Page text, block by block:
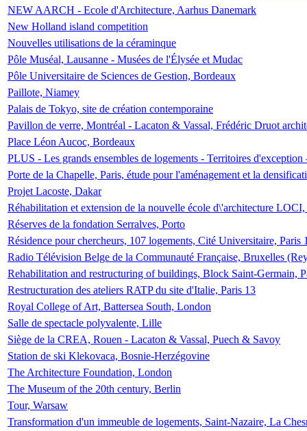
NEW AARCH - Ecole d'Architecture, Aarhus Danemark
New Holland island competition
Nouvelles utilisations de la céraminque
Pôle Muséal, Lausanne - Musées de l'Élysée et Mudac
Pôle Universitaire de Sciences de Gestion, Bordeaux
Paillote, Niamey
Palais de Tokyo, site de création contemporaine
Pavillon de verre, Montréal - Lacaton & Vassal, Frédéric Druot
Place Léon Aucoc, Bordeaux
PLUS - Les grands ensembles de logements - Territoires
Porte de la Chapelle, Paris, étude pour l'aménagement et la
Projet Lacoste, Dakar
Réhabilitation et extension de la nouvelle école d\'architecture
Réserves de la fondation Serralves, Porto
Résidence pour chercheurs, 107 logements, Cité Universitaire, Paris
Radio Télévision Belge de la Communauté Française, Bruxelles
Rehabilitation and restructuring of buildings, Block Saint-Germain,
Restructuration des ateliers RATP du site d'Italie, Paris 13
Royal College of Art, Battersea South, London
Salle de spectacle polyvalente, Lille
Siège de la CREA, Rouen - Lacaton & Vassal, Puech & Savoy
Station de ski Klekovaca, Bosnie-Herzégovine
The Architecture Foundation, London
The Museum of the 20th century, Berlin
Tour, Warsaw
Transformation d'un immeuble de logements, Saint-Nazaire, La